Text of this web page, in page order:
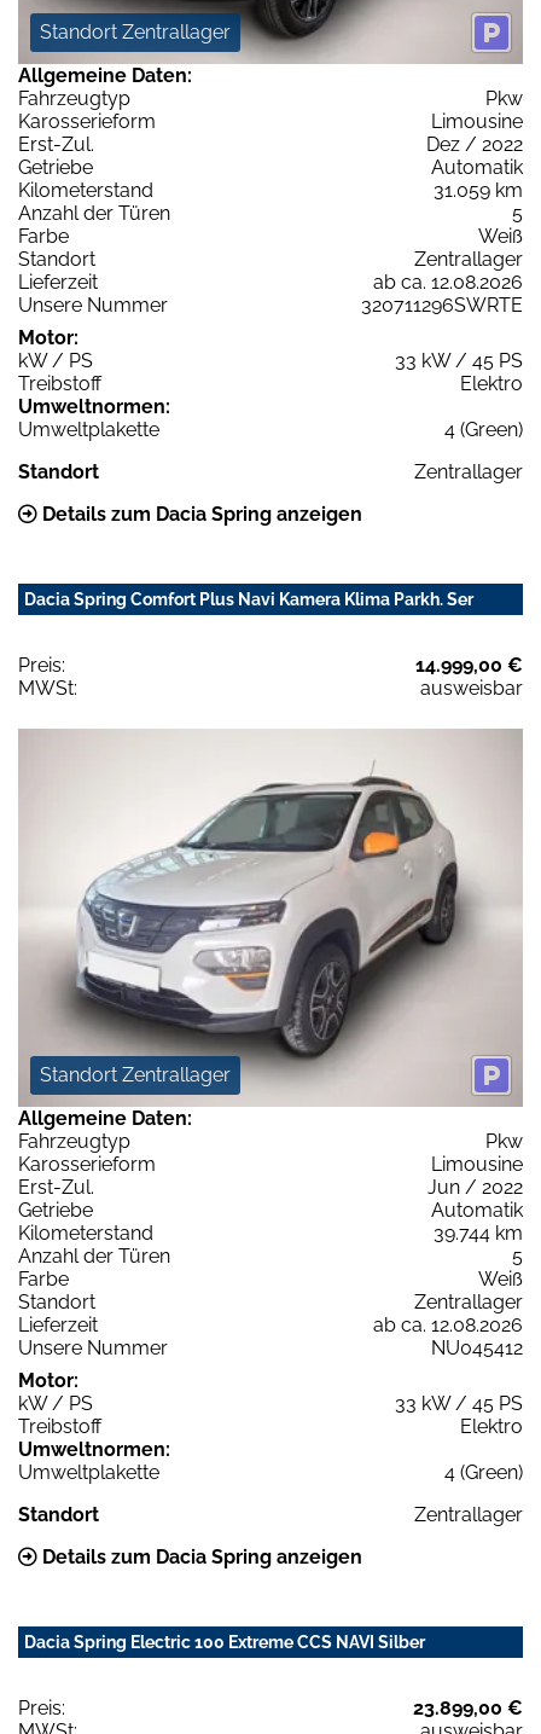
Standort Zentrallager
Allgemeine Daten:
Fahrzeugtyp
Pkw
Karosserieform
Limousine
Erst-Zul.
Dez / 2022
Getriebe
Automatik
Kilometerstand
31.059 km
Anzahl der Türen
5
Farbe
Weiß
Standort
Zentrallager
Lieferzeit
ab ca. 12.08.2026
Unsere Nummer
320711296SWRTE
Motor:
kW / PS
33 kW / 45 PS
Treibstoff
Elektro
Umweltnormen:
Umweltplakette
4 (Green)
Standort
Zentrallager
Details zum Dacia Spring anzeigen
Dacia Spring Comfort Plus Navi Kamera Klima Parkh. Ser
Preis:
14.999,00 €
MWSt:
ausweisbar
Standort Zentrallager
Allgemeine Daten:
Fahrzeugtyp
Pkw
Karosserieform
Limousine
Erst-Zul.
Jun / 2022
Getriebe
Automatik
Kilometerstand
39.744 km
Anzahl der Türen
5
Farbe
Weiß
Standort
Zentrallager
Lieferzeit
ab ca. 12.08.2026
Unsere Nummer
NU045412
Motor:
kW / PS
33 kW / 45 PS
Treibstoff
Elektro
Umweltnormen:
Umweltplakette
4 (Green)
Standort
Zentrallager
Details zum Dacia Spring anzeigen
Dacia Spring Electric 100 Extreme CCS NAVI Silber
Preis:
23.899,00 €